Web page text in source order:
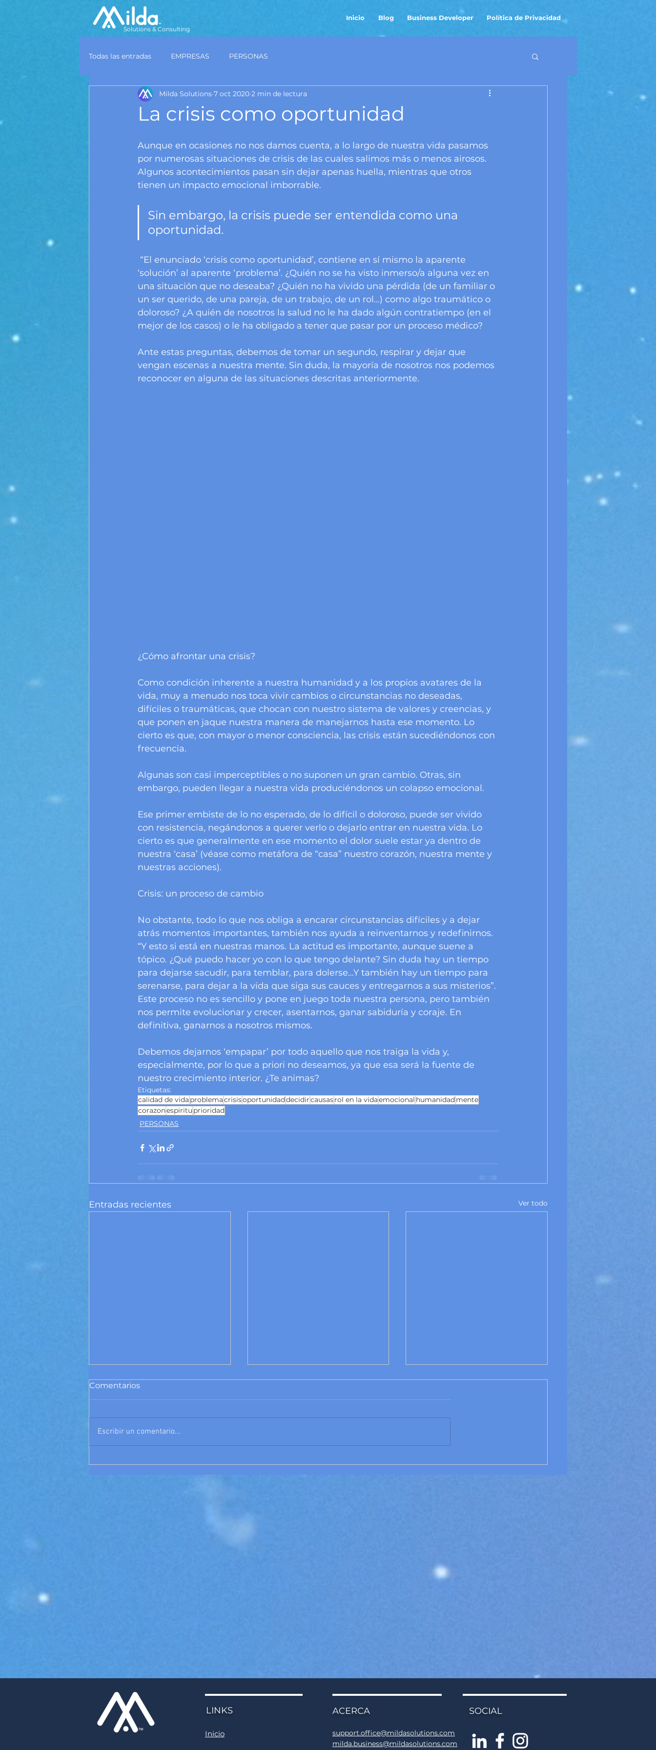
Solutions & Consulting
Inicio Blog Business Developer Política de Privacidad
Todas las entradas EMPRESAS PERSONAS
La crisis como oportunidad
Milda Solutions 7 oct 2020 2 min de lectura
Aunque en ocasiones no nos damos cuenta, a lo largo de nuestra vida pasamos
por numerosas situaciones de crisis de las cuales salimos más o menos airosos.
Algunos acontecimientos pasan sin dejar apenas huella, mientras que otros
tienen un impacto emocional imborrable.
Sin embargo, la crisis puede ser entendida como una
oportunidad.
‘solución’ al aparente ‘problema’. ¿Quién no se ha visto inmerso/a alguna vez en
una situación que no deseaba? ¿Quién no ha vivido una pérdida (de un familiar o
un ser querido, de una pareja, de un trabajo, de un rol…) como algo traumático o
doloroso? ¿A quién de nosotros la salud no le ha dado algún contratiempo (en el
mejor de los casos) o le ha obligado a tener que pasar por un proceso médico?
Ante estas preguntas, debemos de tomar un segundo, respirar y dejar que
vengan escenas a nuestra mente. Sin duda, la mayoría de nosotros nos podemos
reconocer en alguna de las situaciones descritas anteriormente.
¿Cómo afrontar una crisis?
Como condición inherente a nuestra humanidad y a los propios avatares de la
vida, muy a menudo nos toca vivir cambios o circunstancias no deseadas,
difíciles o traumáticas, que chocan con nuestro sistema de valores y creencias, y
que ponen en jaque nuestra manera de manejarnos hasta ese momento. Lo
cierto es que, con mayor o menor consciencia, las crisis están sucediéndonos con
frecuencia.
Algunas son casi imperceptibles o no suponen un gran cambio. Otras, sin
embargo, pueden llegar a nuestra vida produciéndonos un colapso emocional.
Ese primer embiste de lo no esperado, de lo difícil o doloroso, puede ser vivido
con resistencia, negándonos a querer verlo o dejarlo entrar en nuestra vida. Lo
cierto es que generalmente en ese momento el dolor suele estar ya dentro de
nuestra ‘casa’ (véase como metáfora de “casa” nuestro corazón, nuestra mente y
nuestras acciones).
Crisis: un proceso de cambio
No obstante, todo lo que nos obliga a encarar circunstancias difíciles y a dejar
atrás momentos importantes, también nos ayuda a reinventarnos y redefinirnos.
“Y esto si está en nuestras manos. La actitud es importante, aunque suene a
tópico. ¿Qué puedo hacer yo con lo que tengo delante? Sin duda hay un tiempo
para dejarse sacudir, para temblar, para dolerse…Y también hay un tiempo para
serenarse, para dejar a la vida que siga sus cauces y entregarnos a sus misterios”.
Este proceso no es sencillo y pone en juego toda nuestra persona, pero también
nos permite evolucionar y crecer, asentarnos, ganar sabiduría y coraje. En
definitiva, ganarnos a nosotros mismos.
Debemos dejarnos ‘empapar’ por todo aquello que nos traiga la vida y,
especialmente, por lo que a priori no deseamos, ya que esa será la fuente de
nuestro crecimiento interior. ¿Te animas?
Etiquetas:
calidad de vida problemacrisisoportunidaddecidircausasrol en la vidaemocional humanidad mente
corazonespiritu prioridad
PERSONAS
Entradas recientes Ver todo
Comentarios
Escribir un comentario...
LINKS
Inicio
ACERCA SOCIAL
support.office@mildasolutions.com
milda.business@mildasolutions.com